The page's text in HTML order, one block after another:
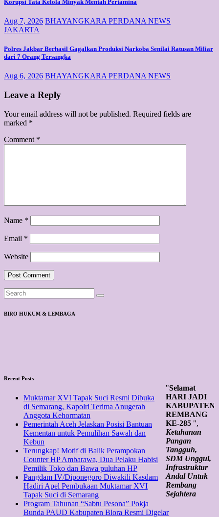
Korupsi Tata Kelola Minyak Mentah Pertamina
Aug 7, 2026 BHAYANGKARA PERDANA NEWS
JAKARTA
Polres Jakbar Berhasil Gagalkan Produksi Narkoba Senilai Ratusan Miliar
dari 7 Orang Tersangka
Aug 6, 2026 BHAYANGKARA PERDANA NEWS
Leave a Reply
Your email address will not be published. Required fields are
marked *
Comment *
Name *
Email *
Website
BIRO HUKUM & LEMBAGA
"Selamat
HARI JADI
KABUPATEN
REMBANG
KE-285 ",
Ketahanan
Pangan
Tangguh,
SDM Unggul,
Infrastruktur
Andal Untuk
Rembang
Sejahtera
Recent Posts
Muktamar XVI Tapak Suci Resmi Dibuka
di Semarang, Kapolri Terima Anugerah
Anggota Kehormatan
Pemerintah Aceh Jelaskan Posisi Bantuan
Kementan untuk Pemulihan Sawah dan
Kebun
Terungkap! Motif di Balik Perampokan
Counter HP Ambarawa, Dua Pelaku Habisi
Pemilik Toko dan Bawa puluhan HP
Pangdam IV/Diponegoro Diwakili Kasdam
Hadiri Apel Pembukaan Muktamar XVI
Tapak Suci di Semarang
Program Tahunan “Sabtu Pesona” Pokja
Bunda PAUD Kabupaten Blora Resmi Digelar